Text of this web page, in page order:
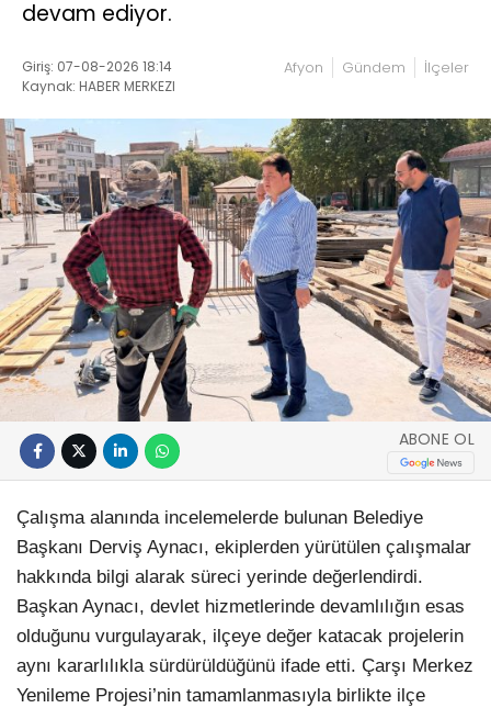
devam ediyor.
Giriş: 07-08-2026 18:14
Kaynak: HABER MERKEZI
Afyon Gündem İlçeler
ABONE OL
Çalışma alanında incelemelerde bulunan Belediye
Başkanı Derviş Aynacı, ekiplerden yürütülen çalışmalar
hakkında bilgi alarak süreci yerinde değerlendirdi.
Başkan Aynacı, devlet hizmetlerinde devamlılığın esas
olduğunu vurgulayarak, ilçeye değer katacak projelerin
aynı kararlılıkla sürdürüldüğünü ifade etti. Çarşı Merkez
Yenileme Projesi’nin tamamlanmasıyla birlikte ilçe